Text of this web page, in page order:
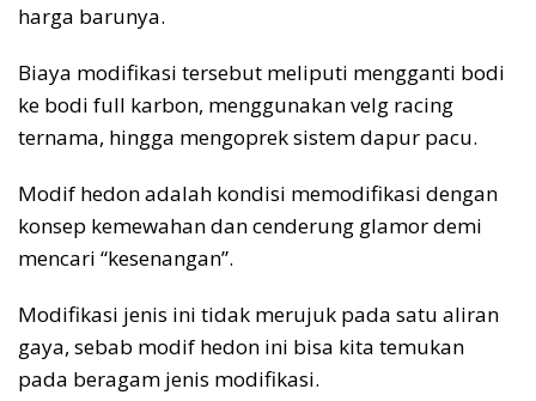
harga barunya.
Biaya modifikasi tersebut meliputi mengganti bodi
ke bodi full karbon, menggunakan velg racing
ternama, hingga mengoprek sistem dapur pacu.
Modif hedon adalah kondisi memodifikasi dengan
konsep kemewahan dan cenderung glamor demi
mencari “kesenangan”.
Modifikasi jenis ini tidak merujuk pada satu aliran
gaya, sebab modif hedon ini bisa kita temukan
pada beragam jenis modifikasi.